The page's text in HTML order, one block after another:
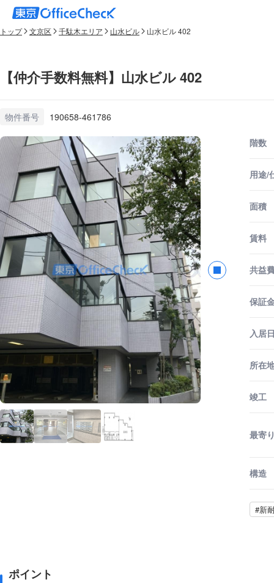
トップ 文京区 千駄木エリア 山水ビル 山水ビル 402
【仲介手数料無料】山水ビル 402
物件番号 190658-461786
階数
用途/
面積
賃料
共益
保証
入居
所在
竣工
最寄
構造
#新
ポイント